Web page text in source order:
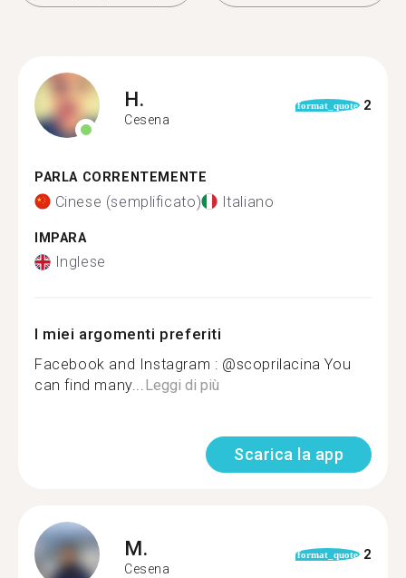
H.
Cesena
format_quote 2
PARLA CORRENTEMENTE
Cinese (semplificato) Italiano
IMPARA
Inglese
I miei argomenti preferiti
Facebook and Instagram : @scoprilacina You
can find many...Leggi di più
Scarica la app
M.
Cesena
format_quote 2